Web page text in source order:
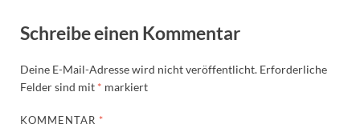
Schreibe einen Kommentar
Deine E-Mail-Adresse wird nicht veröffentlicht. Erforderliche
Felder sind mit * markiert
KOMMENTAR *